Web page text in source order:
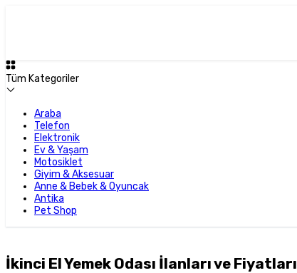
Tüm Kategoriler
Araba
Telefon
Elektronik
Ev & Yaşam
Motosiklet
Giyim & Aksesuar
Anne & Bebek & Oyuncak
Antika
Pet Shop
İkinci El Yemek Odası İlanları ve Fiyatları